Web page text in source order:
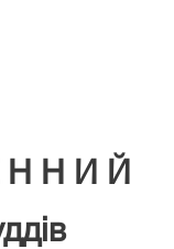
Н И Й